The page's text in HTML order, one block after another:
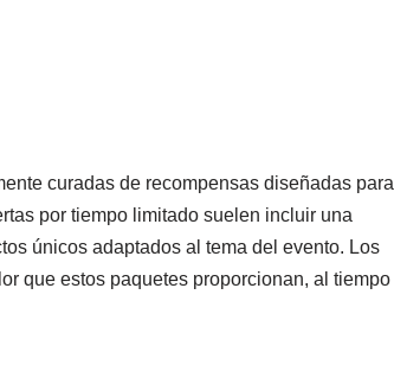
curadas de recompensas diseñadas para
por tiempo limitado suelen incluir una
únicos adaptados al tema del evento. Los
que estos paquetes proporcionan, al tiempo